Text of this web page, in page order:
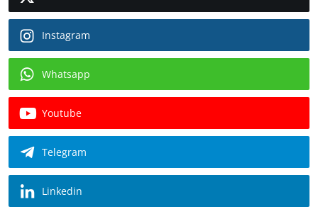
Instagram
Whatsapp
Youtube
Telegram
Linkedin